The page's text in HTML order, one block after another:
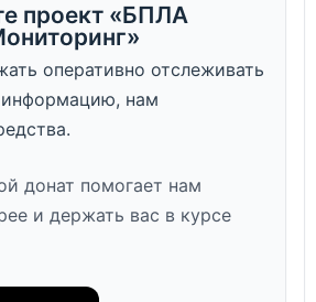
проект «БПЛА
оперативно отслеживать
информацию, нам
донат помогает нам
и держать вас в курсе